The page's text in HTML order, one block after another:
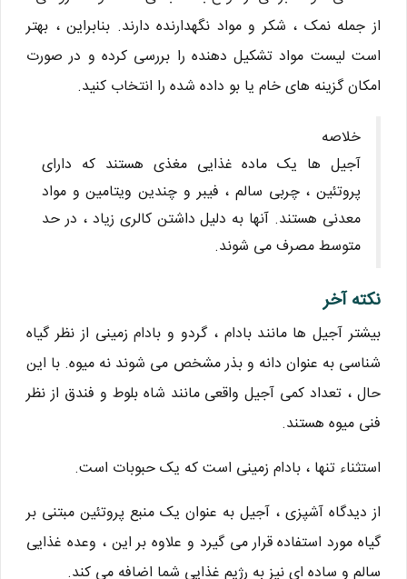
از جمله نمک ، شکر و مواد نگهدارنده دارند. بنابراین ، بهتر
است لیست مواد تشکیل دهنده را بررسی کرده و در صورت
امکان گزینه های خام یا بو داده شده را انتخاب کنید.
خلاصه
آجیل ها یک ماده غذایی مغذی هستند که دارای
پروتئین ، چربی سالم ، فیبر و چندین ویتامین و مواد
معدنی هستند. آنها به دلیل داشتن کالری زیاد ، در حد
متوسط ​​مصرف می شوند.
نکته آخر
بیشتر آجیل ها مانند بادام ، گردو و بادام زمینی از نظر گیاه
شناسی به عنوان دانه و بذر مشخص می شوند نه میوه. با این
حال ، تعداد کمی آجیل واقعی مانند شاه بلوط و فندق از نظر
فنی میوه هستند.
استثناء تنها ، بادام زمینی است که یک حبوبات است.
از دیدگاه آشپزی ، آجیل به عنوان یک منبع پروتئین مبتنی بر
گیاه مورد استفاده قرار می گیرد و علاوه بر این ، وعده غذایی
سالم و ساده ای نیز به رژیم غذایی شما اضافه می کند.